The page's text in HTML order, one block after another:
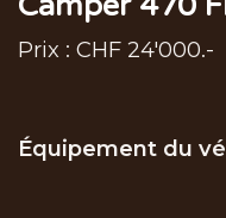
Prix : CHF 24'000.-
Équipement du